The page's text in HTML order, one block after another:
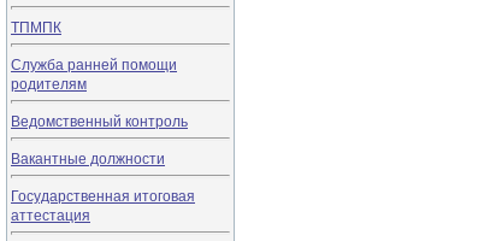
ТПМПК
Служба ранней помощи
родителям
Ведомственный контроль
Вакантные должности
Государственная итоговая
аттестация